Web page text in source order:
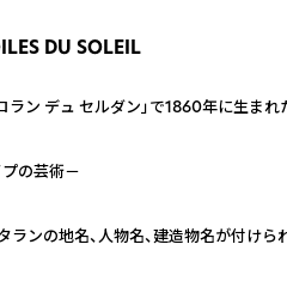
DU SOLEIL
ラン デュ セルダン」で1860年に生ま
の芸術－
ンの地名、人物名、建造物名が付け